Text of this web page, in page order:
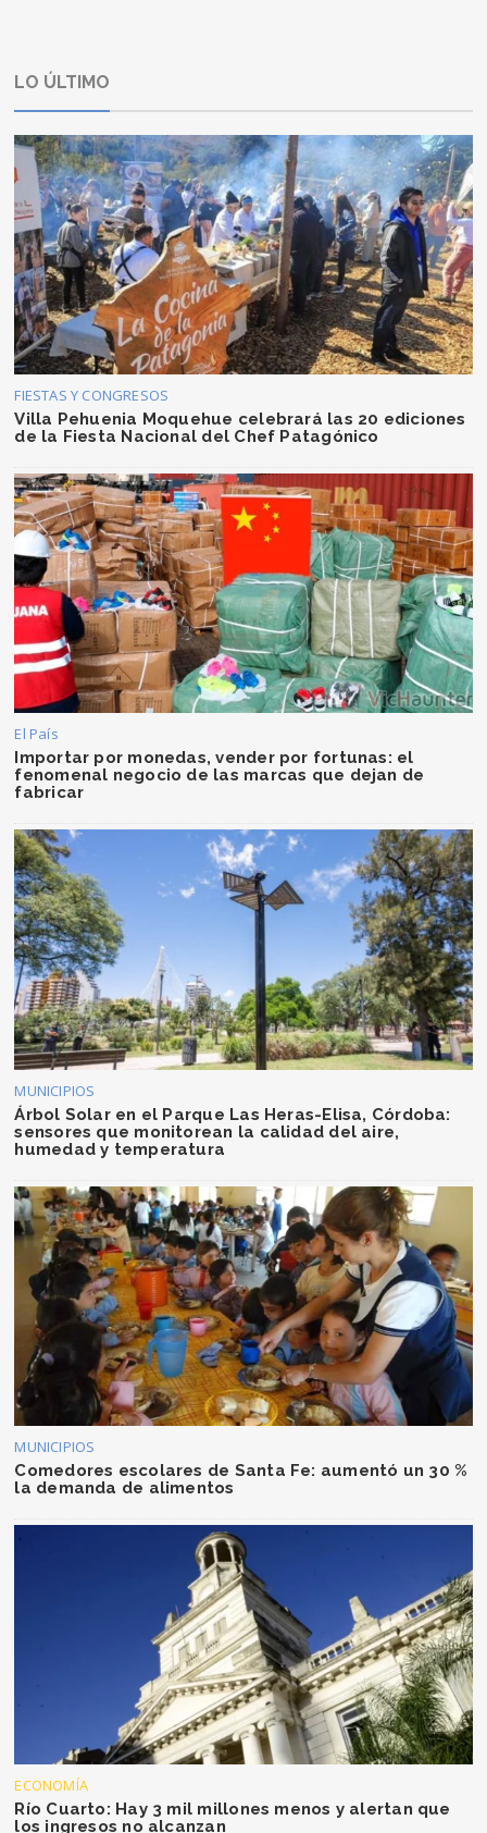
LO ÚLTIMO
FIESTAS Y CONGRESOS
Villa Pehuenia Moquehue celebrará las 20 ediciones
de la Fiesta Nacional del Chef Patagónico
El País
Importar por monedas, vender por fortunas: el
fenomenal negocio de las marcas que dejan de
fabricar
MUNICIPIOS
Árbol Solar en el Parque Las Heras-Elisa, Córdoba:
sensores que monitorean la calidad del aire,
humedad y temperatura
MUNICIPIOS
Comedores escolares de Santa Fe: aumentó un 30 %
la demanda de alimentos
ECONOMÍA
Río Cuarto: Hay 3 mil millones menos y alertan que
los ingresos no alcanzan